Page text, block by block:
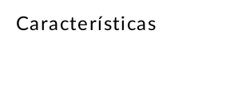
Características